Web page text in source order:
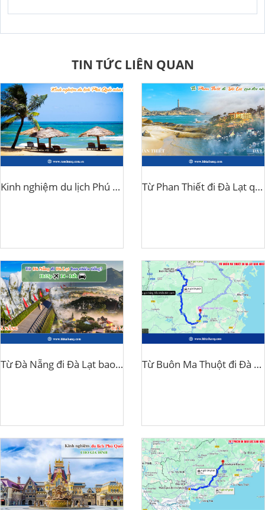
TIN TỨC LIÊN QUAN
Kinh nghiệm du lịch Phú Quốc mùa hè Từ Phan Thiết đi Đà Lạt qua đèo nào?
Từ Đà Nẵng đi Đà Lạt bao nhiêu tiếng? Từ Buôn Ma Thuột đi Đà Lạt bao nhiêu km